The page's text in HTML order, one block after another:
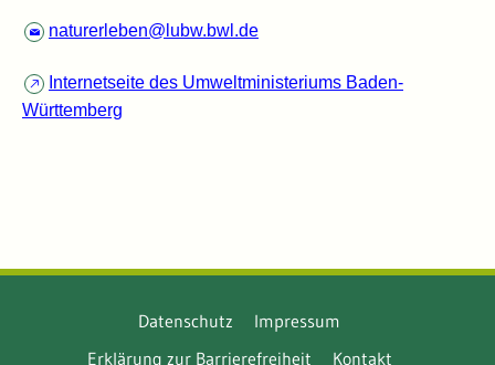
naturerleben@lubw.bwl.de
Internetseite des Umweltministeriums Baden-
Württemberg
Datenschutz
Impressum
Erklärung zur Barrierefreiheit
Kontakt